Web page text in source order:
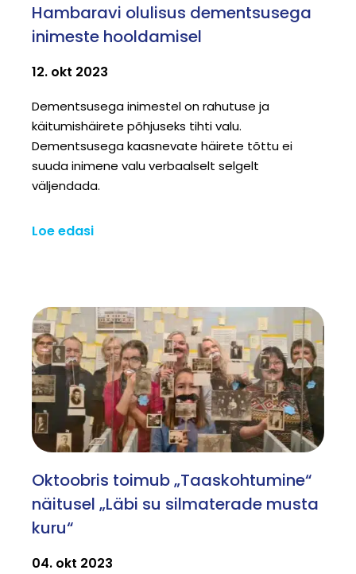
Hambaravi olulisus dementsusega
inimeste hooldamisel
12. okt 2023
Dementsusega inimestel on rahutuse ja
käitumishäirete põhjuseks tihti valu.
Dementsusega kaasnevate häirete tõttu ei
suuda inimene valu verbaalselt selgelt
väljendada.
Loe edasi
Oktoobris toimub „Taaskohtumine“
näitusel „Läbi su silmaterade musta
kuru“
04. okt 2023